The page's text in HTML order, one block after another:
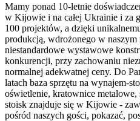
Mamy ponad 10-letnie
w Kijowie i na całej Ukrainie i za
100 projektów, a dzięki
produkcją, wdrożonego w naszym
niestandardowe wystawowe
konkurencji, przy zachowaniu
normalnej adekwatnej ceny. Do
latach baza sprzętu na wynajem-
oświetlenie, kratownice
stoisk znajduje się w Kijowie -
pośród naszych gości, pokazać,